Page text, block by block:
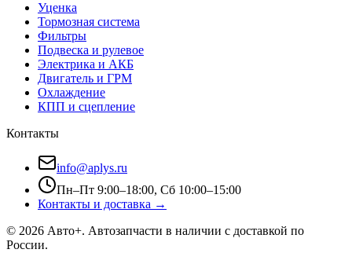
Уценка
Тормозная система
Фильтры
Подвеска и рулевое
Электрика и АКБ
Двигатель и ГРМ
Охлаждение
КПП и сцепление
Контакты
info@aplys.ru
Пн–Пт 9:00–18:00, Сб 10:00–15:00
Контакты и доставка →
© 2026 Авто+. Автозапчасти в наличии с доставкой по
России.